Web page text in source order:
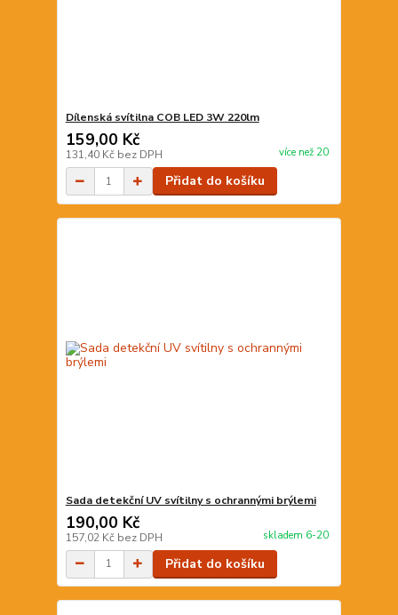
Dílenská svítilna COB LED 3W 220lm
159,00 Kč
131,40 Kč bez DPH více než 20
Přidat do košíku
Sada detekční UV svítilny s ochrannými brýlemi
190,00 Kč
157,02 Kč bez DPH skladem 6-20
Přidat do košíku